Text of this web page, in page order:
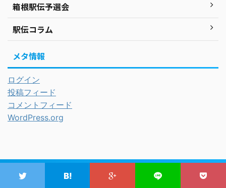
箱根駅伝予選会
駅伝コラム
メタ情報
ログイン
投稿フィード
コメントフィード
WordPress.org
東海大学駅伝ファン～湘南の暴れん坊